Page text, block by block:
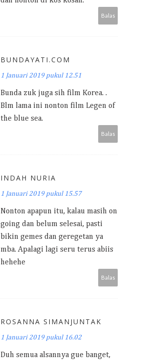
Balas
BUNDAYATI.COM
1 Januari 2019 pukul 12.51
Bunda zuk juga sih film Korea. .
Blm lama ini nonton film Legen of
the blue sea.
Balas
INDAH NURIA
1 Januari 2019 pukul 15.57
Nonton apapun itu, kalau masih on
going dan belum selesai, pasti
bikin gemes dan geregetan ya
mba. Apalagi lagi seru terus abiis
hehehe
Balas
ROSANNA SIMANJUNTAK
1 Januari 2019 pukul 16.02
Duh semua alsannya gue banget,